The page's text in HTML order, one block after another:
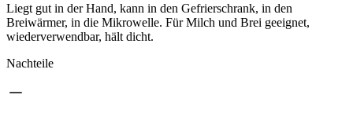
Liegt gut in der Hand, kann in den Gefrierschrank, in den
Breiwärmer, in die Mikrowelle. Für Milch und Brei geeignet,
wiederverwendbar, hält dicht.
Nachteile